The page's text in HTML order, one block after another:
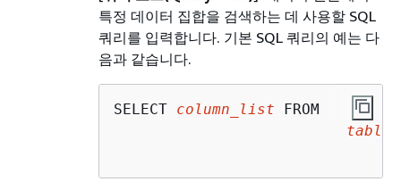
특정 데이터 집합을 검색하는 데 사용할 SQL
쿼리를 입력합니다. 기본 SQL 쿼리의 예는 다
음과 같습니다.
SELECT column_list FROM